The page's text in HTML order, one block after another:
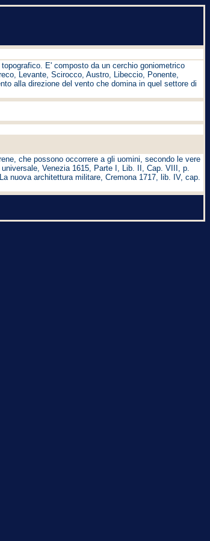
E' composto da un cerchio goniometrico
Levante, Scirocco, Austro, Libeccio, Ponente,
alla direzione del vento che domina in quel settore di
che possono occorrere a gli uomini, secondo le vere
Venezia 1615, Parte I, Lib. II, Cap. VIII, p.
nuova architettura militare, Cremona 1717, lib. IV, cap.